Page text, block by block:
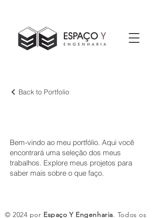
Back to Portfolio
Bem-vindo ao meu portfólio. Aqui você
encontrará uma seleção dos meus
trabalhos. Explore meus projetos para
saber mais sobre o que faço.
© 2024 por Espaço Y Engenharia. Todos os